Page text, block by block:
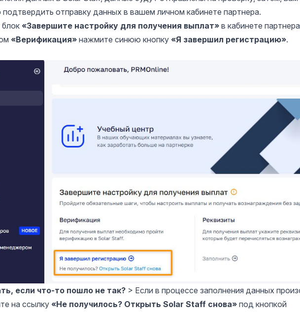
отправку данных в вашем личном кабинете партнера.
блок «Завершите настройку для получения выплат» в кабинете
«Верификация» нажмите синюю кнопку «Я завершил регистрацию».
если что-то пошло не так? > Если в процессе заполнения данных
на ссылку «Не получилось? Открыть Solar Staff снова» под кнопкой